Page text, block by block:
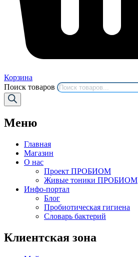
Корзина
Поиск товаров
Меню
Главная
Магазин
О нас
Проект ПРОБИОМ
Живые тоники ПРОБИОМ
Инфо-портал
Блог
Пробиотическая гигиена
Словарь бактерий
Клиентская зона